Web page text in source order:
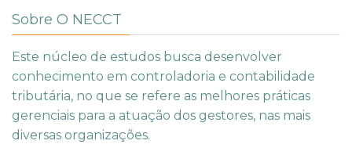
Sobre O NECCT
Este núcleo de estudos busca desenvolver
conhecimento em controladoria e contabilidade
tributária, no que se refere as melhores práticas
gerenciais para a atuação dos gestores, nas mais
diversas organizações.